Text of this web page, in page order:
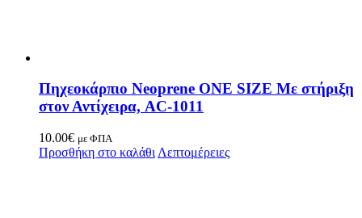
Πηχεοκάρπιο Neoprene ONE SIZE Με στήριξη
στον Αντίχειρα, AC-1011
10.00€ με ΦΠΑ
Προσθήκη στο καλάθι Λεπτομέρειες